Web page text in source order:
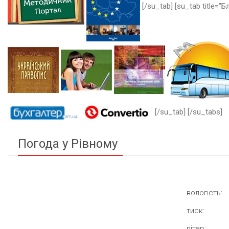
[/su_tab] [su_tab
[/su_tab] [/su_tabs]
Погода у Рівному
вологість:
тиск: